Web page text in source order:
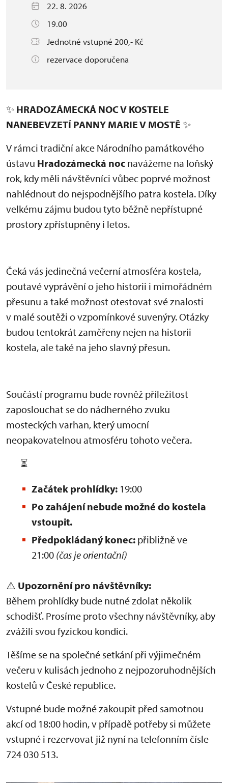
22. 8. 2026
19.00
Jednotné vstupné 200,- Kč
rezervace doporučena
✨ HRADOZÁMECKÁ NOC V KOSTELE
NANEBEVZETÍ PANNY MARIE V MOSTĚ ✨
V rámci tradiční akce Národního památkového
ústavu Hradozámecká noc navážeme na loňský
rok, kdy měli návštěvníci vůbec poprvé možnost
nahlédnout do nejspodnějšího patra kostela. Díky
velkému zájmu budou tyto běžně nepřístupné
prostory zpřístupněny i letos.
Čeká vás jedinečná večerní atmosféra kostela,
poutavé vyprávění o jeho historii i mimořádném
přesunu a také možnost otestovat své znalosti
v malé soutěži o vzpomínkové suvenýry. Otázky
budou tentokrát zaměřeny nejen na historii
kostela, ale také na jeho slavný přesun.
Součástí programu bude rovněž příležitost
zaposlouchat se do nádherného zvuku
mosteckých varhan, který umocní
neopakovatelnou atmosféru tohoto večera.
⏳
Začátek prohlídky: 19:00
Po zahájení nebude možné do kostela
vstoupit.
Předpokládaný konec: přibližně ve
21:00 (čas je orientační)
⚠️ Upozornění pro návštěvníky:
Během prohlídky bude nutné zdolat několik
schodišť. Prosíme proto všechny návštěvníky, aby
zvážili svou fyzickou kondici.
Těšíme se na společné setkání při výjimečném
večeru v kulisách jednoho z nejpozoruhodnějších
kostelů v České republice.
Vstupné bude možné zakoupit před samotnou
akcí od 18:00 hodin, v případě potřeby si můžete
vstupné i rezervovat již nyní na telefonním čísle
724 030 513.